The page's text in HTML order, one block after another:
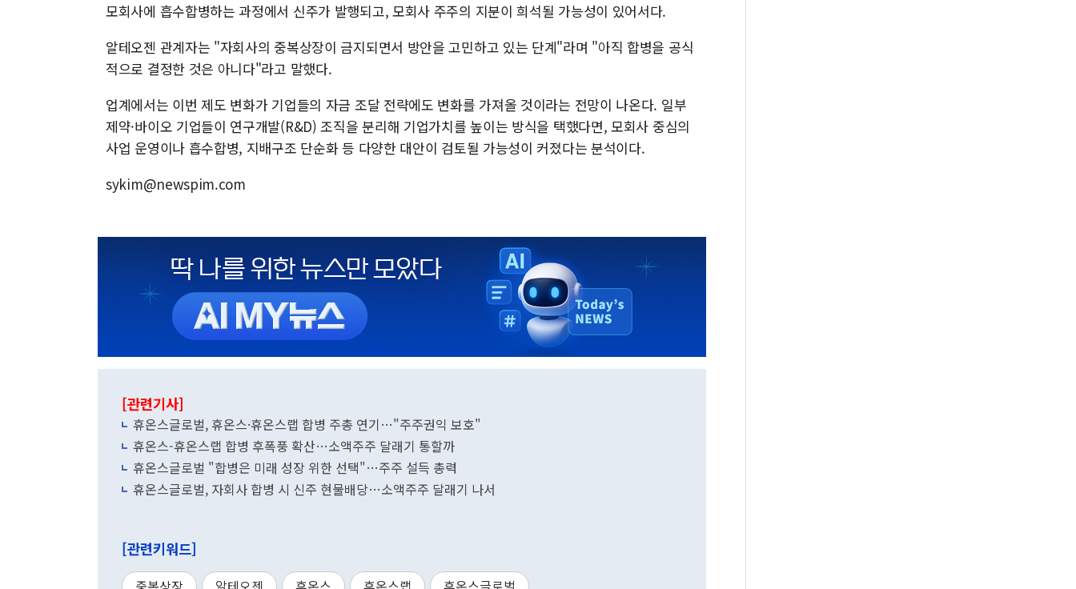
모회사에 흡수합병하는 과정에서 신주가 발행되고, 모회사 주주의 지분이 희석될 가능성이 있어서다.
알테오젠 관계자는 "자회사의 중복상장이 금지되면서 방안을 고민하고 있는 단계"라며 "아직 합병을 공식
적으로 결정한 것은 아니다"라고 말했다.
업계에서는 이번 제도 변화가 기업들의 자금 조달 전략에도 변화를 가져올 것이라는 전망이 나온다. 일부
제약·바이오 기업들이 연구개발(R&D) 조직을 분리해 기업가치를 높이는 방식을 택했다면, 모회사 중심의
사업 운영이나 흡수합병, 지배구조 단순화 등 다양한 대안이 검토될 가능성이 커졌다는 분석이다.
sykim@newspim.com
[관련기사]
휴온스글로벌, 휴온스·휴온스랩 합병 주총 연기…"주주권익 보호"
휴온스-휴온스랩 합병 후폭풍 확산…소액주주 달래기 통할까
휴온스글로벌 "합병은 미래 성장 위한 선택"…주주 설득 총력
휴온스글로벌, 자회사 합병 시 신주 현물배당…소액주주 달래기 나서
[관련키워드]